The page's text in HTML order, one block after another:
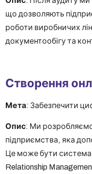
що дозволяють
роботи виробничих
документообігу та
Створення
Мета: Забезпечити
Опис: Ми
підприємства, яка
Це може бути система
Relationship